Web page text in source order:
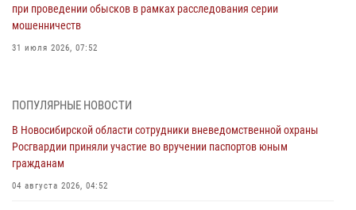
при проведении обысков в рамках расследования серии
мошенничеств
31 июля 2026, 07:52
При силовой поддержке бойцов ОМОН и СОБР Росгвардии
пресечена деятельность группы лиц, причастных к мошенничеству
в сфере страхования
ПОПУЛЯРНЫЕ НОВОСТИ
В Новосибирской области сотрудники вневедомственной охраны
Росгвардии приняли участие во вручении паспортов юным
гражданам
04 августа 2026, 04:52